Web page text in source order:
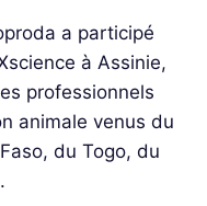
a participé
à Assinie,
professionnels
animale venus du
du Togo, du